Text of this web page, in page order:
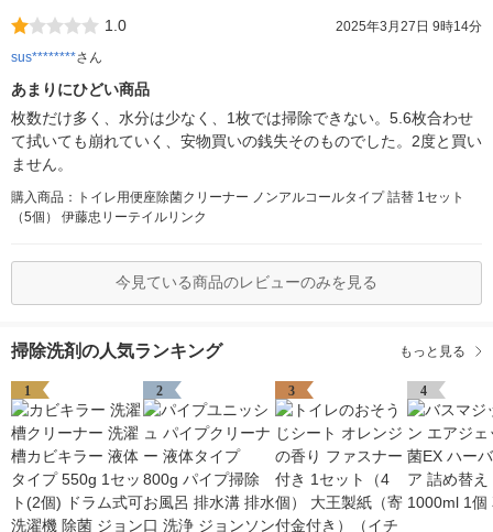
1.0
2025年3月27日 9時14分
sus********さん
あまりにひどい商品
枚数だけ多く、水分は少なく、1枚では掃除できない。5.6枚合わせ
て拭いても崩れていく、安物買いの銭失そのものでした。2度と買い
ません。
購入商品：トイレ用便座除菌クリーナー ノンアルコールタイプ 詰替 1セット
（5個） 伊藤忠リーテイルリンク
今見ている商品のレビューのみを見る
掃除洗剤の人気ランキング もっと見る
1 2 3 4